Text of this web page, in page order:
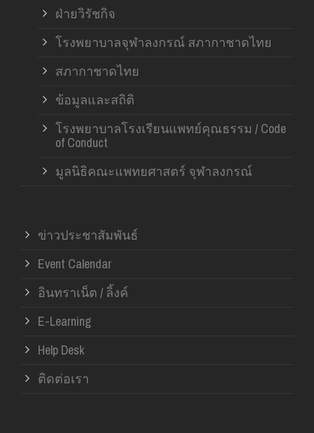
ฝ่ายวิรัชกิจ
โรงพยาบาลจุฬาลงกรณ์ สภากาชาดไทย
สภากาชาดไทย
ข้อมูลและสถิติ
โรงพยาบาลโรงเรียนแพทย์คุณธรรม / Code
of Conduct
มูลนิธิคณะแพทยศาสตร์ จุฬาลงกรณ์
ข่าวประชาสัมพันธ์
Event Calendar
อินทราเน็ต / ลิ้งค์
E-Learning
Help Desk
ติดต่อเรา